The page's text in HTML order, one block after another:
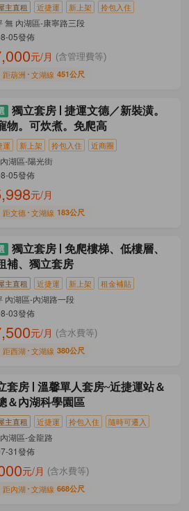
主直租 近捷運 新上架 拎包入住
無 內湖區-康寧路三段
05發佈
元/月 (含管理費等)
距葫洲 文湖線 451公尺
獨立套房
捷運文德／新裝潢。
物。可炊煮。免爬高
運 新上架 拎包入住 近商圈
湖區-陽光街
05發佈
元/月
距文德 文湖線 183公尺
獨立套房
免爬樓梯、低樓層、
補、獨立套房
主直租 近捷運 新上架 租金補貼
內湖區-內湖路一段
03發佈
元/月 (含水費等)
距西湖 文湖線 380公尺
套房
溫馨單人套房~近捷運站＆
＆內湖科學園區
主直租 近捷運 拎包入住 隨時可遷入
湖區-金龍路
31發佈
元/月 (含水費等)
距內湖 文湖線 668公尺